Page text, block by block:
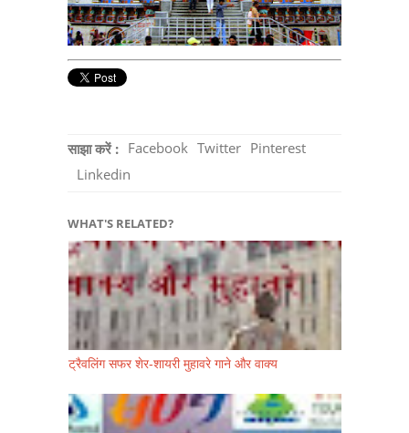
साझा करें : Facebook Twitter Pinterest
Linkedin
WHAT'S RELATED?
ट्रैवलिंग सफर शेर-शायरी मुहावरे गाने और वाक्य